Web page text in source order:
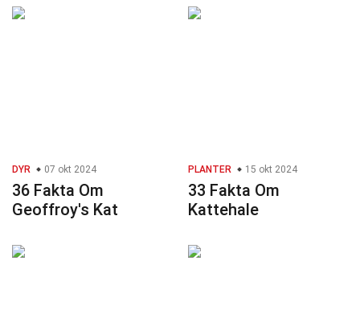
DYR 07 okt 2024
36 Fakta Om
Geoffroy's Kat
PLANTER 15 okt 2024
33 Fakta Om
Kattehale